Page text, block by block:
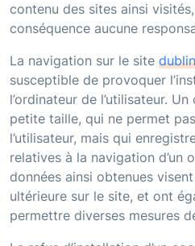
contenu des sites ainsi visités,
conséquence aucune
La navigation sur le site
susceptible de provoquer
l’ordinateur de l’utilisateur.
petite taille, qui ne permet
l’utilisateur, mais qui
relatives à la navigation d’un
données ainsi obtenues
ultérieure sur le site, et ont
permettre diverses mesures